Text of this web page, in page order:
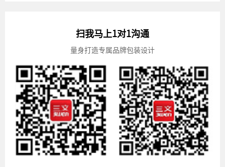
扫我马上1对1沟通
量身打造专属品牌包装设计